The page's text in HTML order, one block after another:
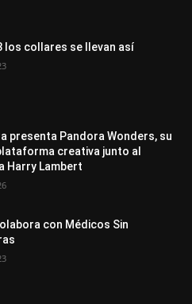
los collares se llevan así
presenta Pandora Wonders, su
creativa junto al
Harry Lambert
con Médicos Sin